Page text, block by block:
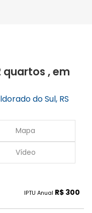
, em
do Sul, RS
Mapa
Vídeo
IPTU Anual R$ 300